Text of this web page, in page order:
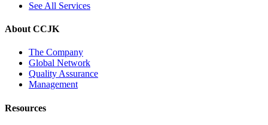
See All Services
About CCJK
The Company
Global Network
Quality Assurance
Management
Resources